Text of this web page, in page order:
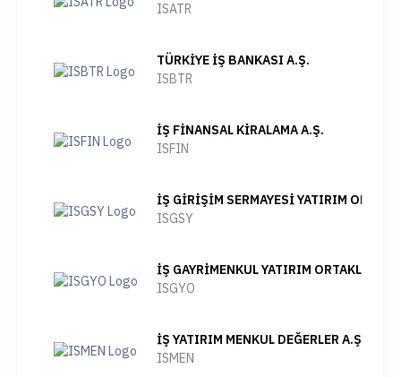
ISATR
TÜRKİYE İŞ BANKASI A.Ş.
ISBTR
İŞ FİNANSAL KİRALAMA A.Ş.
ISFIN
İŞ GİRİŞİM SERMAYESİ YATIRIM
ISGSY
İŞ GAYRİMENKUL YATIRIM ORTAKLIĞI
ISGYO
İŞ YATIRIM MENKUL DEĞERLER A.Ş.
ISMEN